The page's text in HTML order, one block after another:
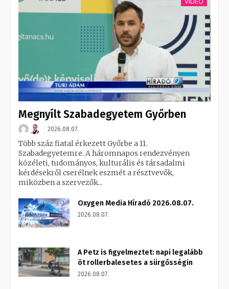
Megnyílt Szabadegyetem Győrben
2026.08.07.
Több száz fiatal érkezett Győrbe a 11.
Szabadegyetemre. A háromnapos rendezvényen
közéleti, tudományos, kulturális és társadalmi
kérdésekről cserélnek eszmét a résztvevők,
miközben a szervezők...
Oxygen Media Híradó 2026.08.07.
2026.08.07.
A Petz is figyelmeztet: napi legalább
öt rollerbalesetes a sürgősségin
2026.08.07.